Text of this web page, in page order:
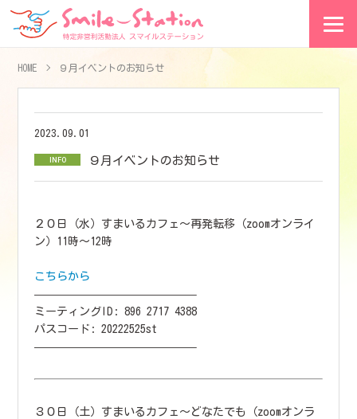
HOME ９月イベントのお知らせ
2023.09.01
９月イベントのお知らせ
２０日（水）すまいるカフェ〜再発転移（zoomオンライ
ン）11時〜12時
こちらから
——————————————–
ミーティングID: 896 2717 4388
パスコード: 20222525st
——————————————–
３０日（土）すまいるカフェ〜どなたでも（zoomオンラ